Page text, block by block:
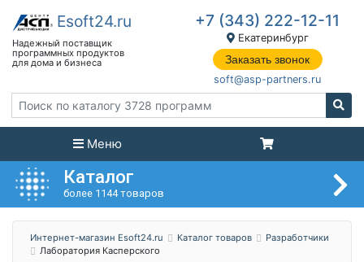
+7 (343) 222-12-11
Екатеринбург
Заказать звонок
soft@asp-partners.ru
Меню
Каталог
более 1144 товаров
Интернет-магазин Esoft24.ru Каталог товаров
Разработчики
Лаборатория Касперского